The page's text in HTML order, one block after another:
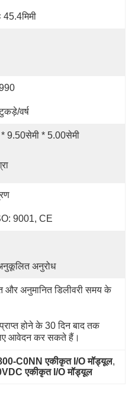
वर्ष
9.50सेमी * 5.00सेमी
9001, CE
अनुरोध
और अनुमानित डिलीवरी समय के
होने के 30 दिन बाद तक
आवेदन कर सकते हैं।
C0NN एकीकृत I/O मॉड्यूल
एकीकृत I/O मॉड्यूल